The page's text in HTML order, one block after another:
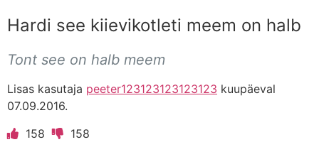
Hardi see kiievikotleti meem on halb
Tont see on halb meem
Lisas kasutaja peeter123123123123123 kuupäeval
07.09.2016.
158
158